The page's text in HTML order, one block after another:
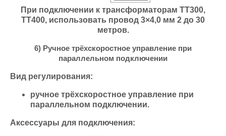
При подключении к трансформаторам ТТ300,
ТТ400, использовать провод 3×4,0 мм 2 до 30
метров.
6) Ручное трёхскоростное управление при
параллельном подключении
Вид регулирования:
ручное трёхскоростное управление при
параллельном подключении.
Аксессуары для подключения: